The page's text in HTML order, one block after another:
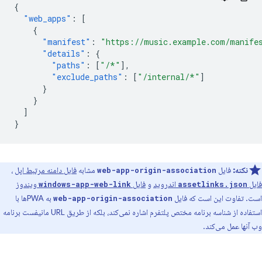
{
"web_apps" :
[
{
"manifest" :
"https://music.example.com/
"details" :
{
"paths" : [ "/*" ],
"exclude_paths" : [ "/internal/*" ]
}
}
]
}
نکته: فایل web-app-origin-association مشابه فایل دامنه مرتبط اپل ،
فایل assetlinks.json اندروید و فایل windows-app-web-link ویندوز
است. تفاوت این است که فایل web-app-origin-association
به PWAها با
استفاده از شناسه برنامه مختص پلتفرم اشاره نمی‌کند، بلکه از طریق URL مانیفست برنامه
وب آنها عمل می‌کند.